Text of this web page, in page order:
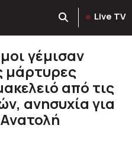
Live TV
γέμισαν
μάρτυρες
από τις
ανησυχία για